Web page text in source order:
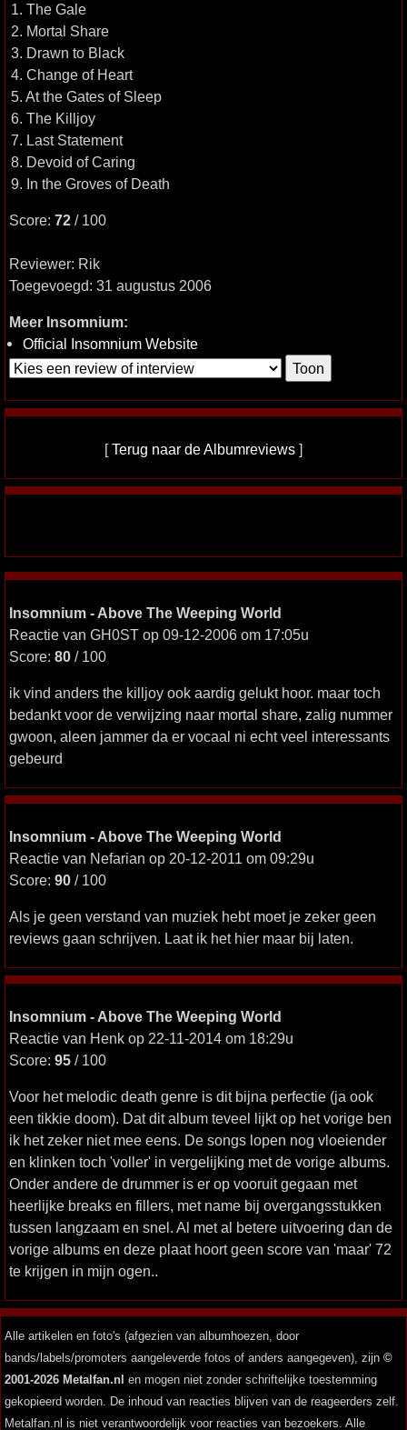
1. The Gale
2. Mortal Share
3. Drawn to Black
4. Change of Heart
5. At the Gates of Sleep
6. The Killjoy
7. Last Statement
8. Devoid of Caring
9. In the Groves of Death
Score: 72 / 100
Reviewer: Rik
Toegevoegd: 31 augustus 2006
Meer Insomnium:
Official Insomnium Website
[Terug naar de Albumreviews ]
Insomnium - Above The Weeping World
Reactie van GH0ST op 09-12-2006 om 17:05u
Score: 80 / 100
ik vind anders the killjoy ook aardig gelukt hoor. maar toch
bedankt voor de verwijzing naar mortal share, zalig nummer
gwoon, aleen jammer da er vocaal ni echt veel interessants
gebeurd
Insomnium - Above The Weeping World
Reactie van Nefarian op 20-12-2011 om 09:29u
Score: 90 / 100
Als je geen verstand van muziek hebt moet je zeker geen
reviews gaan schrijven. Laat ik het hier maar bij laten.
Insomnium - Above The Weeping World
Reactie van Henk op 22-11-2014 om 18:29u
Score: 95 / 100
Voor het melodic death genre is dit bijna perfectie (ja ook
een tikkie doom). Dat dit album teveel lijkt op het vorige ben
ik het zeker niet mee eens. De songs lopen nog vloeiender
en klinken toch 'voller' in vergelijking met de vorige albums.
Onder andere de drummer is er op vooruit gegaan met
heerlijke breaks en fillers, met name bij overgangsstukken
tussen langzaam en snel. Al met al betere uitvoering dan de
vorige albums en deze plaat hoort geen score van 'maar' 72
te krijgen in mijn ogen..
Alle artikelen en foto's (afgezien van albumhoezen, door
bands/labels/promoters aangeleverde fotos of anders aangegeven), zijn ©
2001-2026 Metalfan.nl en mogen niet zonder schriftelijke toestemming
gekopieerd worden. De inhoud van reacties blijven van de reageerders zelf.
Metalfan.nl is niet verantwoordelijk voor reacties van bezoekers. Alle